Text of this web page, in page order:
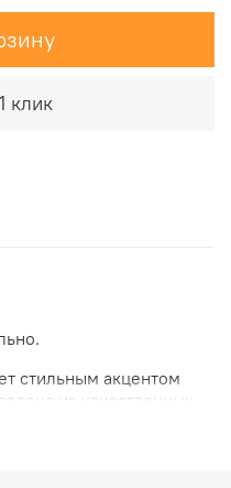
клик
стильным акцентом
из качественных
эмалью, эта